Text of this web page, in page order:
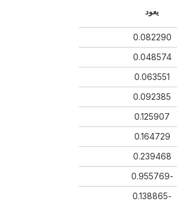
يعود
0.082290
0.048574
0.063551
0.092385
0.125907
0.164729
0.239468
-0.955769
-0.138865